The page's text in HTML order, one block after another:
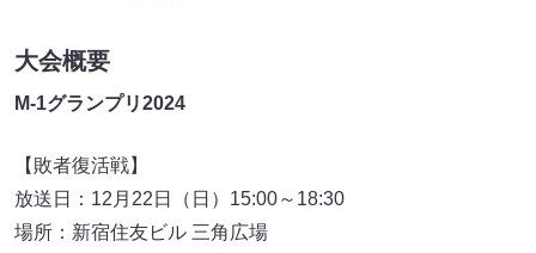
大会概要
M-1グランプリ2024
【敗者復活戦】
放送日：12月22日（日）15:00～18:30
場所：新宿住友ビル 三角広場